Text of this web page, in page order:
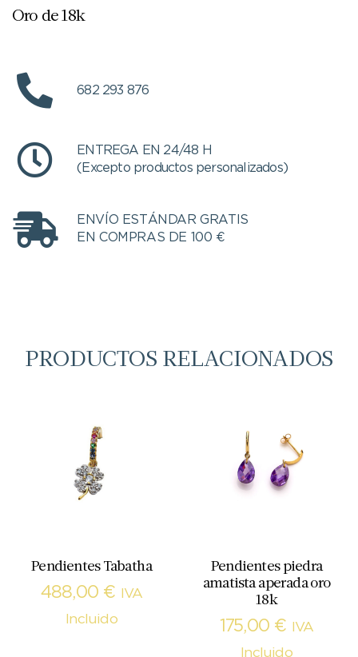
Oro de 18k
682 293 876
ENTREGA EN 24/48 H
(Excepto productos personalizados)
ENVÍO ESTÁNDAR GRATIS
EN COMPRAS DE 100 €
PRODUCTOS RELACIONADOS
Pendientes Tabatha
488,00 €
IVA
Incluido
Pendientes piedra
amatista aperada oro
18k
175,00 €
IVA
Incluido